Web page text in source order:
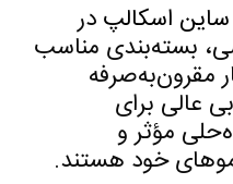
ساین اسکالپ در
بسته‌بندی مناسب
مقرون‌به‌صرفه
عالی برای
مؤثر و
خود هستند.